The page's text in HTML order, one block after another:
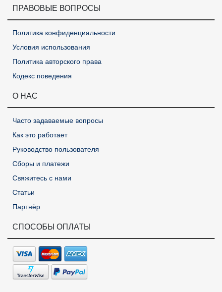
ПРАВОВЫЕ ВОПРОСЫ
Политика конфиденциальности
Условия использования
Политика авторского права
Кодекс поведения
О НАС
Часто задаваемые вопросы
Как это работает
Руководство пользователя
Сборы и платежи
Свяжитесь с нами
Статьи
Партнёр
СПОСОБЫ ОПЛАТЫ